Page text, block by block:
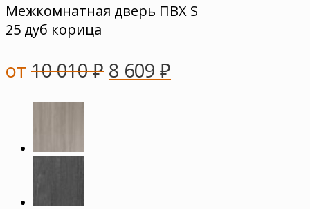
Межкомнатная дверь ПВХ S
25 дуб корица
от 10 010₽ 8 609 ₽